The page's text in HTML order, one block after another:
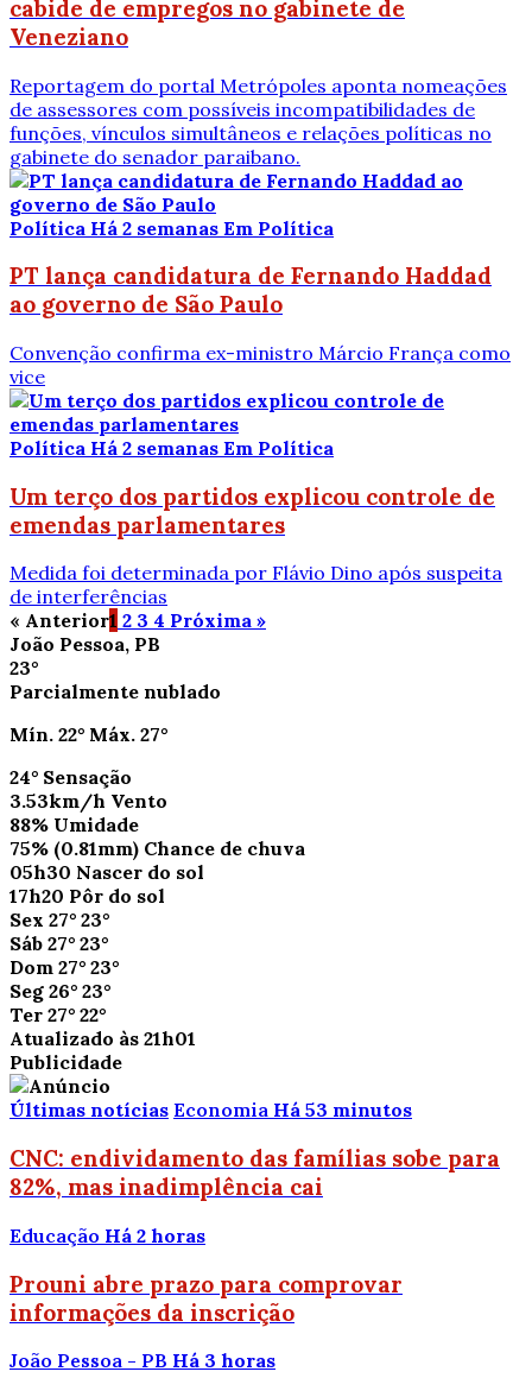
cabide de empregos no gabinete de
Veneziano
Reportagem do portal Metrópoles aponta nomeações
de assessores com possíveis incompatibilidades de
funções, vínculos simultâneos e relações políticas no
gabinete do senador paraibano.
Política Há 2 semanas Em Política
PT lança candidatura de Fernando Haddad
ao governo de São Paulo
Convenção confirma ex-ministro Márcio França como
vice
Política Há 2 semanas Em Política
Um terço dos partidos explicou controle de
emendas parlamentares
Medida foi determinada por Flávio Dino após suspeita
de interferências
« Anterior1 2 3 4 Próxima »
João Pessoa, PB
23°
Parcialmente nublado
Mín. 22° Máx. 27°
24° Sensação
3.53km/h Vento
88% Umidade
75% (0.81mm) Chance de chuva
05h30 Nascer do sol
17h20 Pôr do sol
Sex 27° 23°
Sáb 27° 23°
Dom 27° 23°
Seg 26° 23°
Ter 27° 22°
Atualizado às 21h01
Publicidade
Últimas notícias Economia Há 53 minutos
CNC: endividamento das famílias sobe para
82%, mas inadimplência cai
Educação Há 2 horas
Prouni abre prazo para comprovar
informações da inscrição
João Pessoa - PB Há 3 horas